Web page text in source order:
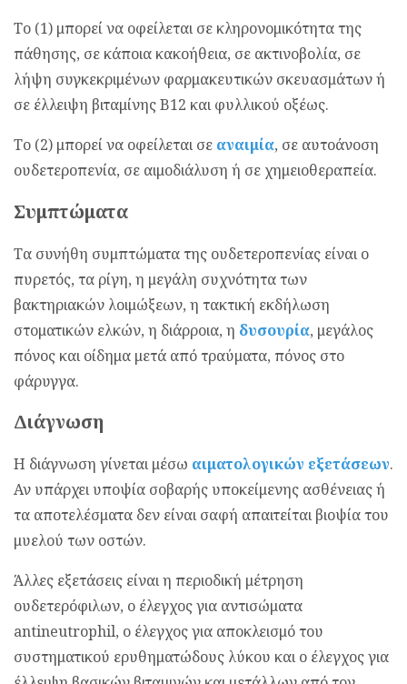
Το (1) μπορεί να οφείλεται σε κληρονομικότητα της
πάθησης, σε κάποια κακοήθεια, σε ακτινοβολία, σε
λήψη συγκεκριμένων φαρμακευτικών σκευασμάτων ή
σε έλλειψη βιταμίνης Β12 και φυλλικού οξέως.
Το (2) μπορεί να οφείλεται σε αναιμία, σε αυτοάνοση
ουδετεροπενία, σε αιμοδιάλυση ή σε χημειοθεραπεία.
Συμπτώματα
Τα συνήθη συμπτώματα της ουδετεροπενίας είναι ο
πυρετός, τα ρίγη, η μεγάλη συχνότητα των
βακτηριακών λοιμώξεων, η τακτική εκδήλωση
στοματικών ελκών, η διάρροια, η δυσουρία, μεγάλος
πόνος και οίδημα μετά από τραύματα, πόνος στο
φάρυγγα.
Διάγνωση
Η διάγνωση γίνεται μέσω αιματολογικών εξετάσεων.
Αν υπάρχει υποψία σοβαρής υποκείμενης ασθένειας ή
τα αποτελέσματα δεν είναι σαφή απαιτείται βιοψία του
μυελού των οστών.
Άλλες εξετάσεις είναι η περιοδική μέτρηση
ουδετερόφιλων, ο έλεγχος για αντισώματα
antineutrophil, ο έλεγχος για αποκλεισμό του
συστηματικού ερυθηματώδους λύκου και ο έλεγχος για